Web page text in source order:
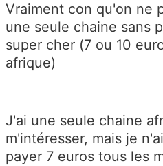
Vraiment con qu'on ne
une seule chaine sans
super cher (7 ou 10
afrique)
J'ai une seule chaine
m'intéresser, mais je
payer 7 euros tous les